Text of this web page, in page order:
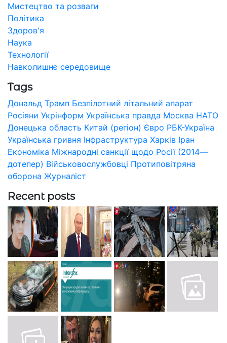
Мистецтво та розваги
Політика
Здоров'я
Наука
Технології
Навколишнє середовище
Tags
Дональд Трамп Безпілотний літальний апарат
Росіяни Укрінформ Українська правда Москва НАТО
Донецька область Китай (регіон) Євро РБК-Україна
Українська гривня Інфраструктура Харків Іран
Економіка Міжнародні санкції щодо Росії (2014—
дотепер) Військовослужбовці Протиповітряна
оборона Журналіст
Recent posts